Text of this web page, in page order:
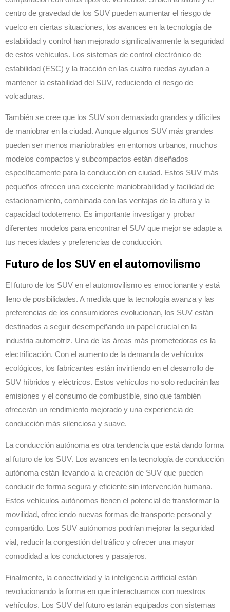
centro de gravedad de los SUV pueden aumentar el riesgo de
vuelco en ciertas situaciones, los avances en la tecnología de
estabilidad y control han mejorado significativamente la seguridad
de estos vehículos. Los sistemas de control electrónico de
estabilidad (ESC) y la tracción en las cuatro ruedas ayudan a
mantener la estabilidad del SUV, reduciendo el riesgo de
volcaduras.
También se cree que los SUV son demasiado grandes y difíciles
de maniobrar en la ciudad. Aunque algunos SUV más grandes
pueden ser menos maniobrables en entornos urbanos, muchos
modelos compactos y subcompactos están diseñados
específicamente para la conducción en ciudad. Estos SUV más
pequeños ofrecen una excelente maniobrabilidad y facilidad de
estacionamiento, combinada con las ventajas de la altura y la
capacidad todoterreno. Es importante investigar y probar
diferentes modelos para encontrar el SUV que mejor se adapte a
tus necesidades y preferencias de conducción.
Futuro de los SUV en el automovilismo
El futuro de los SUV en el automovilismo es emocionante y está
lleno de posibilidades. A medida que la tecnología avanza y las
preferencias de los consumidores evolucionan, los SUV están
destinados a seguir desempeñando un papel crucial en la
industria automotriz. Una de las áreas más prometedoras es la
electrificación. Con el aumento de la demanda de vehículos
ecológicos, los fabricantes están invirtiendo en el desarrollo de
SUV híbridos y eléctricos. Estos vehículos no solo reducirán las
emisiones y el consumo de combustible, sino que también
ofrecerán un rendimiento mejorado y una experiencia de
conducción más silenciosa y suave.
La conducción autónoma es otra tendencia que está dando forma
al futuro de los SUV. Los avances en la tecnología de conducción
autónoma están llevando a la creación de SUV que pueden
conducir de forma segura y eficiente sin intervención humana.
Estos vehículos autónomos tienen el potencial de transformar la
movilidad, ofreciendo nuevas formas de transporte personal y
compartido. Los SUV autónomos podrían mejorar la seguridad
vial, reducir la congestión del tráfico y ofrecer una mayor
comodidad a los conductores y pasajeros.
Finalmente, la conectividad y la inteligencia artificial están
revolucionando la forma en que interactuamos con nuestros
vehículos. Los SUV del futuro estarán equipados con sistemas